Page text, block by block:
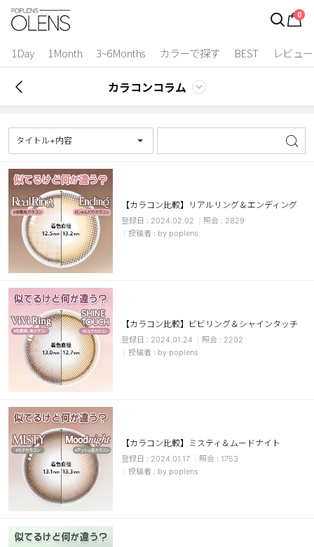
0
1Day 1Month 3~6Months カラーで探す BEST レビュー
ログイン
カラコン比較
今月限定特典
ベスト
カラコン
装着期間
1 Day
2 Weeks
1 Month
よりどりキット
カラー
ブラウン
チョコ
グレー
ブラック
ヘーゼル
ブルー
透明
乱視用
ハロウィンカラコン
ケア用品
レビュー
カラコンコラム
タイトル+内容
【カラコン比較】リアルリング＆エンディング
2024.02.02
2829
by poplens
【カラコン比較】ビビリング＆シャインタッチ
2024.01.24
2202
by poplens
【カラコン比較】ミスティ＆ムードナイト
2024.01.17
1753
by poplens